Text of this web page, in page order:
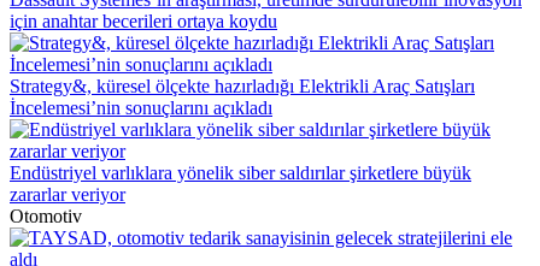
için anahtar becerileri ortaya koydu
Strategy&, küresel ölçekte hazırladığı Elektrikli Araç Satışları
İncelemesi’nin sonuçlarını açıkladı
Endüstriyel varlıklara yönelik siber saldırılar şirketlere büyük
zararlar veriyor
Otomotiv